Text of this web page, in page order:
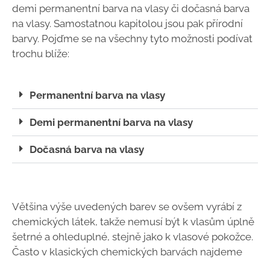
demi permanentní barva na vlasy či dočasná barva
na vlasy. Samostatnou kapitolou jsou pak přírodní
barvy. Pojďme se na všechny tyto možnosti podívat
trochu blíže:
Permanentní barva na vlasy
Demi permanentní barva na vlasy
Dočasná barva na vlasy
Většina výše uvedených barev se ovšem vyrábí z
chemických látek, takže nemusí být k vlasům úplně
šetrné a ohleduplné, stejně jako k vlasové pokožce.
Často v klasických chemických barvách najdeme